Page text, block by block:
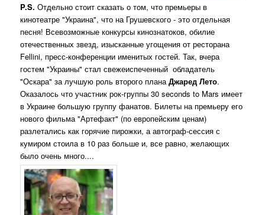
P.S. Отдельно стоит сказать о том, что премьеры в
кинотеатре "Украина", что на Грушевского - это отдельная
песня! Всевозможные конкурсы кинознатоков, обилие
отечественных звезд, изысканные угощения от ресторана
Fellini, пресс-конференции именитых гостей. Так, вчера
гостем "Украины" стал свежеиспеченный обладатель
"Оскара" за лучшую роль второго планаДжаред Лето.
Оказалось что участник рок-группы 30 seconds to Mars имеет
в Украине большую группу фанатов. Билеты на премьеру его
нового фильма "Артефакт" (по европейским ценам)
разлетались как горячие пирожки, а автограф-сессия с
кумиром стоила в 10 раз больше и, все равно, желающих
было очень много....